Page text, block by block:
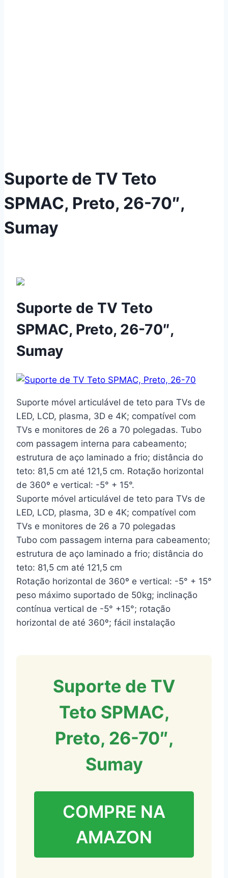
Suporte de TV Teto
SPMAC, Preto, 26-70″,
Sumay
Suporte de TV Teto
SPMAC, Preto, 26-70″,
Sumay
Suporte móvel articulável de teto para TVs de
LED, LCD, plasma, 3D e 4K; compatível com
TVs e monitores de 26 a 70 polegadas. Tubo
com passagem interna para cabeamento;
estrutura de aço laminado a frio; distância do
teto: 81,5 cm até 121,5 cm. Rotação horizontal
de 360º e vertical: -5° + 15°.
Suporte móvel articulável de teto para TVs de
LED, LCD, plasma, 3D e 4K; compatível com
TVs e monitores de 26 a 70 polegadas
Tubo com passagem interna para cabeamento;
estrutura de aço laminado a frio; distância do
teto: 81,5 cm até 121,5 cm
Rotação horizontal de 360º e vertical: -5° + 15°
peso máximo suportado de 50kg; inclinação
contínua vertical de -5° +15°; rotação
horizontal de até 360º; fácil instalação
Suporte de TV
Teto SPMAC,
Preto, 26-70″,
Sumay
COMPRE NA
AMAZON